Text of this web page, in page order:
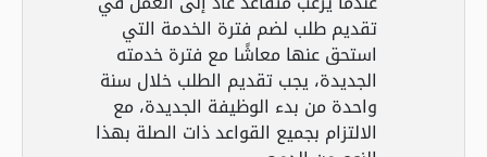
تقديم طلب لضم فترة الخدمة التي
استحق عنها معاشًا مع فترة خدمته
الجديدة، يجب تقديم الطلب خلال سنة
واحدة من بدء الوظيفة الجديدة، مع
الالتزام بجميع القواعد ذات الصلة بهذا